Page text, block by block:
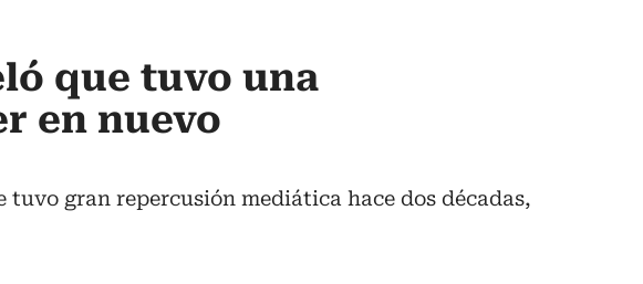
que tuvo una
en nuevo
gran repercusión mediática hace dos décadas,